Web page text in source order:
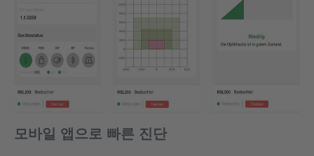
모바일 앱으로 빠른 진단